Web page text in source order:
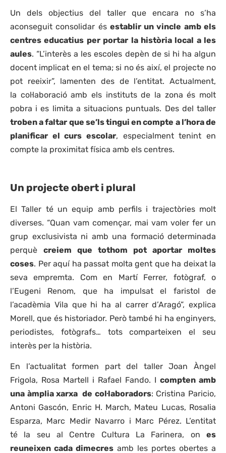
Un dels objectius del taller que encara no s’ha
aconseguit consolidar és establir un vincle amb els
centres educatius per portar la història local a les
aules. “L’interès a les escoles depèn de si hi ha algun
docent implicat en el tema; si no és així, el projecte no
pot reeixir”, lamenten des de l’entitat. Actualment,
la col·laboració amb els instituts de la zona és molt
pobra i es limita a situacions puntuals. Des del taller
troben a faltar que se’ls tingui en compte a l’hora de
planificar el curs escolar, especialment tenint en
compte la proximitat física amb els centres.
Un projecte obert i plural
El Taller té un equip amb perfils i trajectòries molt
diverses. “Quan vam començar, mai vam voler fer un
grup exclusivista ni amb una formació determinada
perquè creiem que tothom pot aportar moltes
coses. Per aquí ha passat molta gent que ha deixat la
seva empremta. Com en Martí Ferrer, fotògraf, o
l’Eugeni Renom, que ha impulsat el faristol de
l’acadèmia Vila que hi ha al carrer d’Aragó”, explica
Morell, que és historiador. Però també hi ha enginyers,
periodistes, fotògrafs… tots comparteixen el seu
interès per la història.
En l’actualitat formen part del taller Joan Àngel
Frigola, Rosa Martell i Rafael Fando. I compten amb
una àmplia xarxa de col·laboradors: Cristina Paricio,
Antoni Gascón, Enric H. March, Mateu Lucas, Rosalia
Esparza, Marc Medir Navarro i Marc Pérez. L’entitat
té la seu al Centre Cultura La Farinera, on es
reuneixen cada dimecres amb les portes obertes a